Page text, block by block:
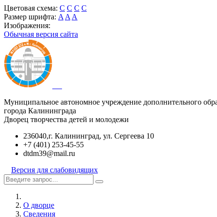
Цветовая схема: C C C C
Размер шрифта: A A A
Изображения:
Обычная версия сайта
Муниципальное автономное учреждение дополнительного
города Калининграда
Дворец творчества детей и молодежи
236040,г. Калининград, ул. Сергеева 10
+7 (401) 253-45-55
dtdm39@mail.ru
Версия для слабовидящих
О дворце
Сведения